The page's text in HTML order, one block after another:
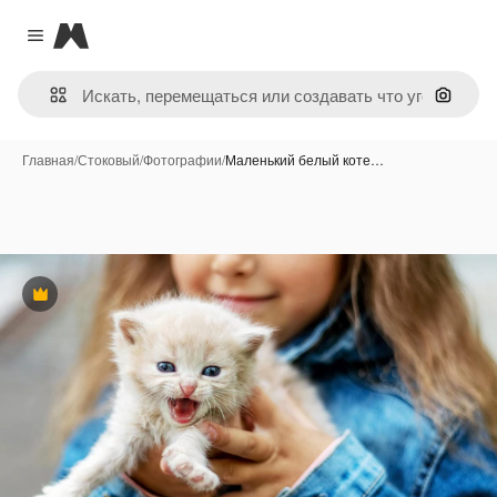
Close menu
Magnific
Поиск
Главная/Стоковый/Фотографии/Маленький белый коте…
Премиум